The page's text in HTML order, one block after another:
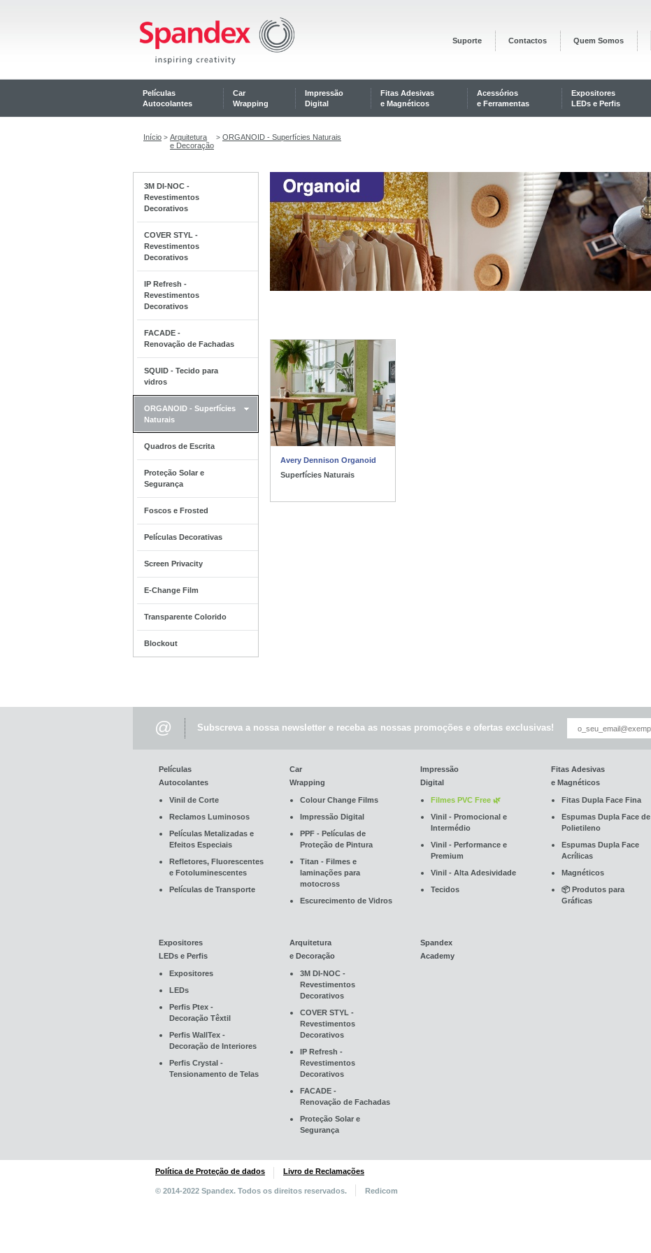
Suporte Contactos Quem Somos
Películas
Autocolantes
Car
Wrapping
Impressão
Digital
Fitas Adesivas
e Magnéticos
Acessórios
e Ferramentas
Expositores
LEDs e Perfis
Início > Arquitetura
e Decoração
> ORGANOID - Superfícies Naturais
3M DI-NOC -
Revestimentos
Decorativos
COVER STYL -
Revestimentos
Decorativos
IP Refresh -
Revestimentos
Decorativos
FACADE -
Renovação de Fachadas
SQUID - Tecido para
vidros
ORGANOID - Superfícies
Naturais
Quadros de Escrita
Proteção Solar e
Segurança
Foscos e Frosted
Películas Decorativas
Screen Privacity
E-Change Film
Transparente Colorido
Blockout
Avery Dennison Organoid
Superfícies Naturais
@ Subscreva a nossa newsletter e receba as nossas promoções e ofertas exclusivas!
Películas
Autocolantes
Vinil de Corte
Reclamos Luminosos
Películas Metalizadas e
Efeitos Especiais
Refletores, Fluorescentes
e Fotoluminescentes
Películas de Transporte
Car
Wrapping
Colour Change Films
Impressão Digital
PPF - Películas de
Proteção de Pintura
Titan - Filmes e
laminações para
motocross
Escurecimento de Vidros
Impressão
Digital
Filmes PVC Free 🌿
Vinil - Promocional e
Intermédio
Vinil - Performance e
Premium
Vinil - Alta Adesividade
Tecidos
Fitas Adesivas
e Magnéticos
Fitas Dupla Face Fina
Espumas Dupla Face de
Polietileno
Espumas Dupla Face
Acrílicas
Magnéticos
📦 Produtos para
Gráficas
Expositores
LEDs e Perfis
Expositores
LEDs
Perfis Ptex -
Decoração Têxtil
Perfis WallTex -
Decoração de Interiores
Perfis Crystal -
Tensionamento de Telas
Arquitetura
e Decoração
3M DI-NOC -
Revestimentos
Decorativos
COVER STYL -
Revestimentos
Decorativos
IP Refresh -
Revestimentos
Decorativos
FACADE -
Renovação de Fachadas
Proteção Solar e
Segurança
Spandex
Academy
Política de Proteção de dados Livro de Reclamações
© 2014-2022 Spandex. Todos os direitos reservados. Redicom